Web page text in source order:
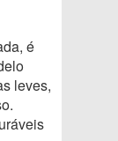
é
leves,